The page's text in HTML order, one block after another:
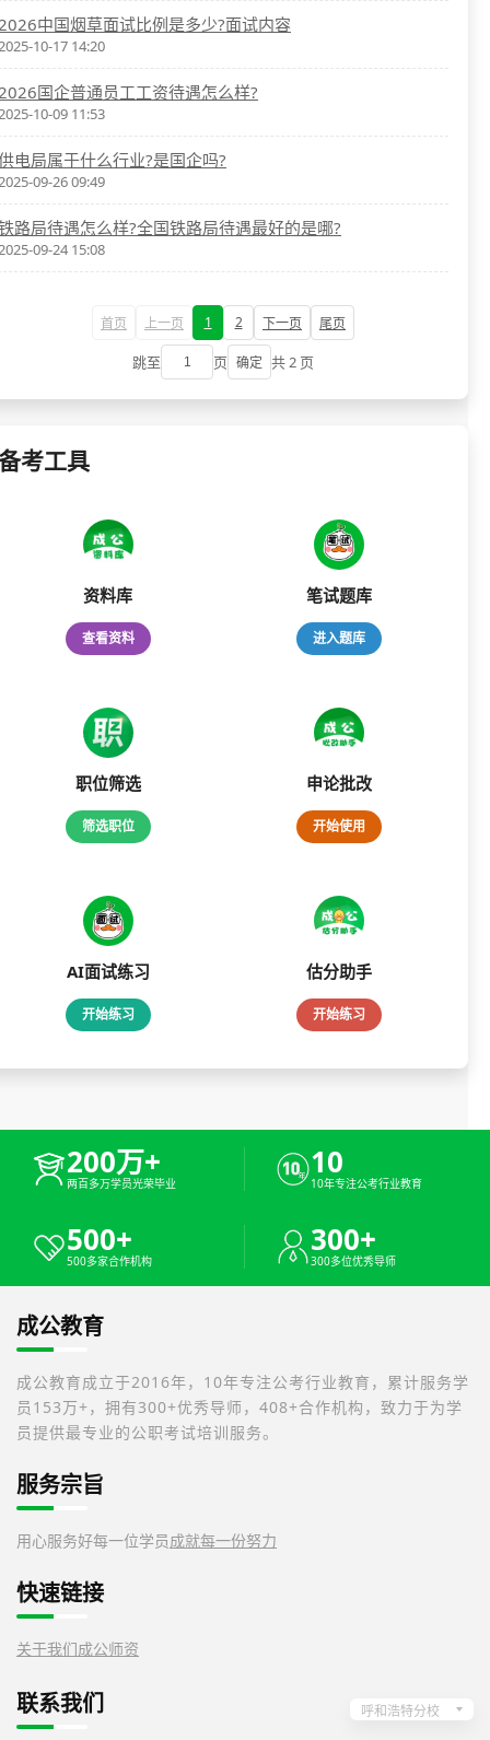
中国烟草面试比例是多少?面试内容
10-17 14:20
国企普通员工工资待遇怎么样?
10-09 11:53
电局属于什么行业?是国企吗?
09-26 09:49
路局待遇怎么样?全国铁路局待遇最好的是哪?
09-24 15:08
首页 上一页 1 2 下一页 尾页
跳至 页 确定 共 2 页
考工具
资料库
查看资料
笔试题库
进入题库
职位筛选
筛选职位
申论批改
开始使用
AI面试练习
开始练习
估分助手
开始练习
200万+
两百多万学员光荣毕业
10
10年专注公考行业教育
500+
500多家合作机构
300+
300多位优秀导师
成公教育
成公教育成立于2016年，10年专注公考行业教育，累计服务学
员153万+，拥有300+优秀导师，408+合作机构，致力于为学
员提供最专业的公职考试培训服务。
服务宗旨
用心服务好每一位学员成就每一份努力
快速链接
关于我们成公师资
联系我们 呼和浩特分校